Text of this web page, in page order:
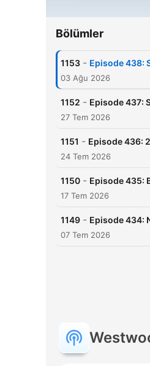
Bölümler
1153 - Episode 438:
03 Ağu 2026
1152 - Episode 437:
27 Tem 2026
1151 - Episode 436:
24 Tem 2026
1150 - Episode 435:
17 Tem 2026
1149 - Episode 434:
07 Tem 2026